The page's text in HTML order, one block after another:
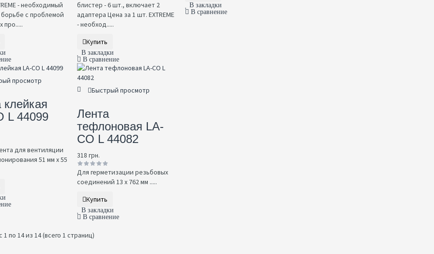
- необходимый
с проблемой
про.....
блистер - 6 шт., включает 2
адаптера Цена за 1 шт. EXTREME
- необход.....
Купить
В закладки
В сравнение
В закладки
В сравнение
просмотр
клейкая
L 44099
для вентиляции
51 мм х 55
Быстрый просмотр
Лента
тефлоновая LA-
CO L 44082
318 грн.
Для герметизации резьбовых
соединений 13 х 762 мм .....
Купить
В закладки
В сравнение
1 по 14 из 14 (всего 1 страниц)